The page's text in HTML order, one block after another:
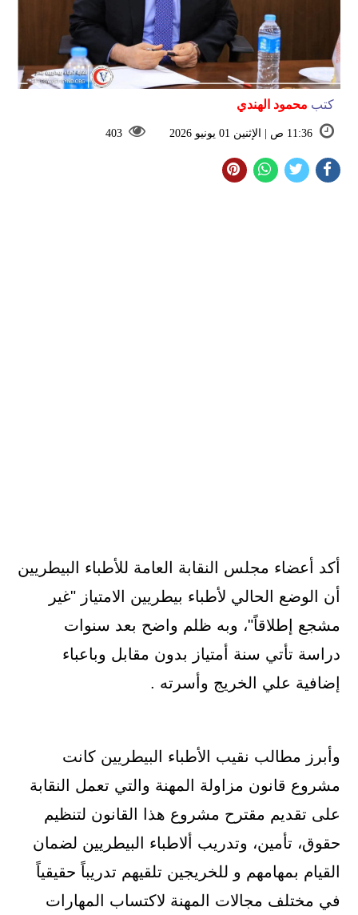
كتب محمود الهندي
11:36 ص | الإثنين 01 يونيو 2026 403
أكد أعضاء مجلس النقابة العامة للأطباء البيطريين
أن الوضع الحالي لأطباء بيطريين الامتياز "غير
مشجع إطلاقاً"، وبه ظلم واضح بعد سنوات
دراسة تأتي سنة أمتياز بدون مقابل وباعباء
إضافية علي الخريج وأسرته .
وأبرز مطالب نقيب الأطباء البيطريين كانت
مشروع قانون مزاولة المهنة والتي تعمل النقابة
على تقديم مقترح مشروع هذا القانون لتنظيم
حقوق، تأمين، وتدريب ألاطباء البيطريين لضمان
القيام بمهامهم و للخريجين تلقيهم تدريباً حقيقياً
في مختلف مجالات المهنة لاكتساب المهارات